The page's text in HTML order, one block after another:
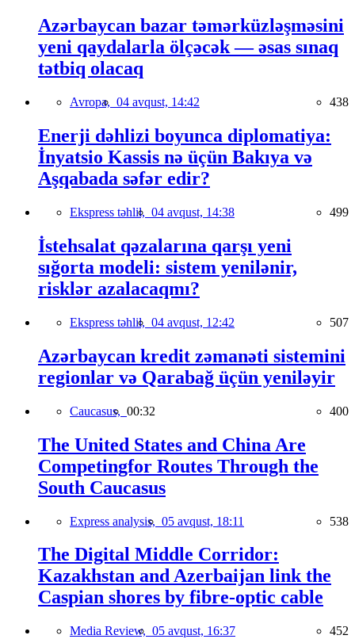
Azərbaycan bazar təmərküzləşməsini
yeni qaydalarla ölçəcək — əsas sınaq
tətbiq olacaq
Avropa, 04 avqust, 14:42 438
Enerji dəhlizi boyunca diplomatiya:
İnyatsio Kassis nə üçün Bakıya və
Aşqabada səfər edir?
Ekspress təhlil, 04 avqust, 14:38 499
İstehsalat qəzalarına qarşı yeni
sığorta modeli: sistem yenilənir,
risklər azalacaqmı?
Ekspress təhlil, 04 avqust, 12:42 507
Azərbaycan kredit zəmanəti sistemini
regionlar və Qarabağ üçün yeniləyir
Caucasus, 00:32 400
The United States and China Are
Competingfor Routes Through the
South Caucasus
Express analysis, 05 avqust, 18:11 538
The Digital Middle Corridor:
Kazakhstan and Azerbaijan link the
Caspian shores by fibre-optic cable
Media Review, 05 avqust, 16:37 452